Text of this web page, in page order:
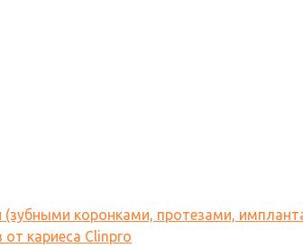
(зубными коронками, протезами,
кариеса Clinpro